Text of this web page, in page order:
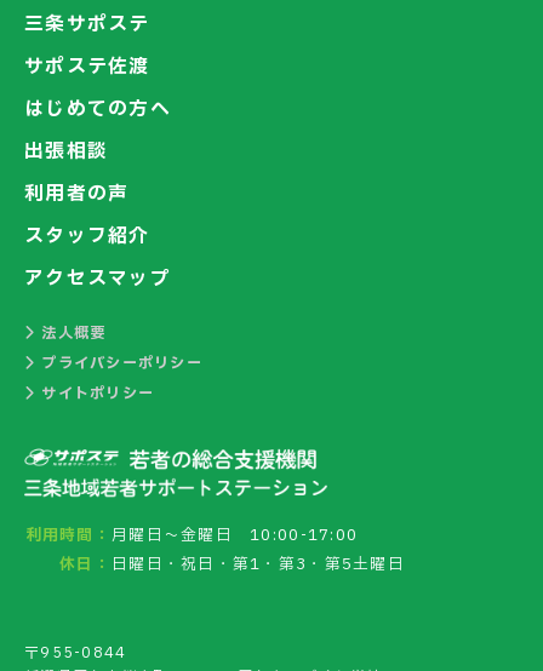
利用時間： 月曜日～金曜日 10:00-17:00
休日： 日曜日・祝日・第1・第3・第5土曜日
三条サポステ
サポステ佐渡
はじめての方へ
出張相談
利用者の声
スタッフ紹介
アクセスマップ
法人概要
プライバシーポリシー
サイトポリシー
〒955-0844